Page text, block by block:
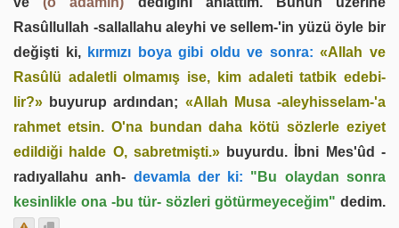
Rasûllullah -sallallahu aleyhi ve sellem-'in yüzü öyle bir
değişti ki,kırmızı boya gibi oldu ve sonra: «Allah ve
Rasûlü adaletli olmamış ise, kim adaleti tatbik edebi­
lir?» buyurup ardından; «Allah Musa -aleyhisselam-'a
rahmet etsin. O'na bundan daha kötü sözlerle eziyet
edildiği halde O, sabretmişti.»bu­yurdu. İbni Mes'ûd -
radıyallahu anh- devamla der ki: "Bu olaydan sonra
kesinlikle ona -bu tür- sözleri götürmeyeceğim" dedim.